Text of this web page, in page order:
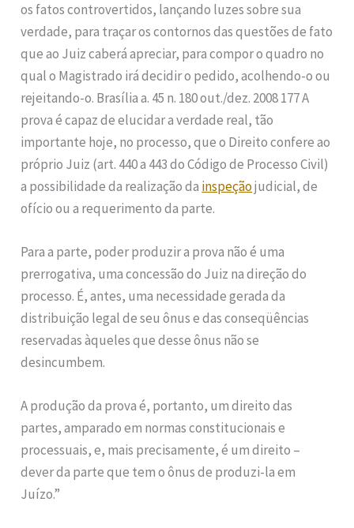
os fatos controvertidos, lançando luzes sobre sua
verdade, para traçar os contornos das questões de fato
que ao Juiz caberá apreciar, para compor o quadro no
qual o Magistrado irá decidir o pedido, acolhendo-o ou
rejeitando-o. Brasília a. 45 n. 180 out./dez. 2008 177 A
prova é capaz de elucidar a verdade real, tão
importante hoje, no processo, que o Direito confere ao
próprio Juiz (art. 440 a 443 do Código de Processo Civil)
a possibilidade da realização da inspeçãojudicial, de
ofício ou a requerimento da parte.
Para a parte, poder produzir a prova não é uma
prerrogativa, uma concessão do Juiz na direção do
processo. É, antes, uma necessidade gerada da
distribuição legal de seu ônus e das conseqüências
reservadas àqueles que desse ônus não se
desincumbem.
A produção da prova é, portanto, um direito das
partes, amparado em normas constitucionais e
processuais, e, mais precisamente, é um direito –
dever da parte que tem o ônus de produzi-la em
Juízo.”